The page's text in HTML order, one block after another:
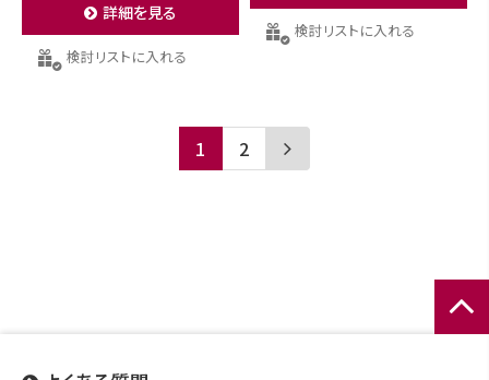
詳細を見る
検討リストに入れる
検討リストに入れる
1 2
ページ